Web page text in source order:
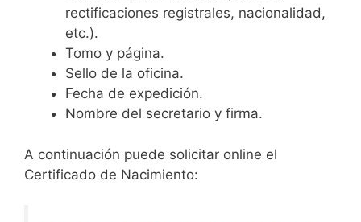
rectificaciones registrales, nacionalidad,
etc.).
Tomo y página.
Sello de la oficina.
Fecha de expedición.
Nombre del secretario y firma.
A continuación puede solicitar online el
Certificado de Nacimiento: